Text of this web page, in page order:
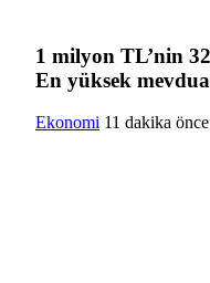
1 milyon TL’nin
En yüksek
Ekonomi 11 dakika önce